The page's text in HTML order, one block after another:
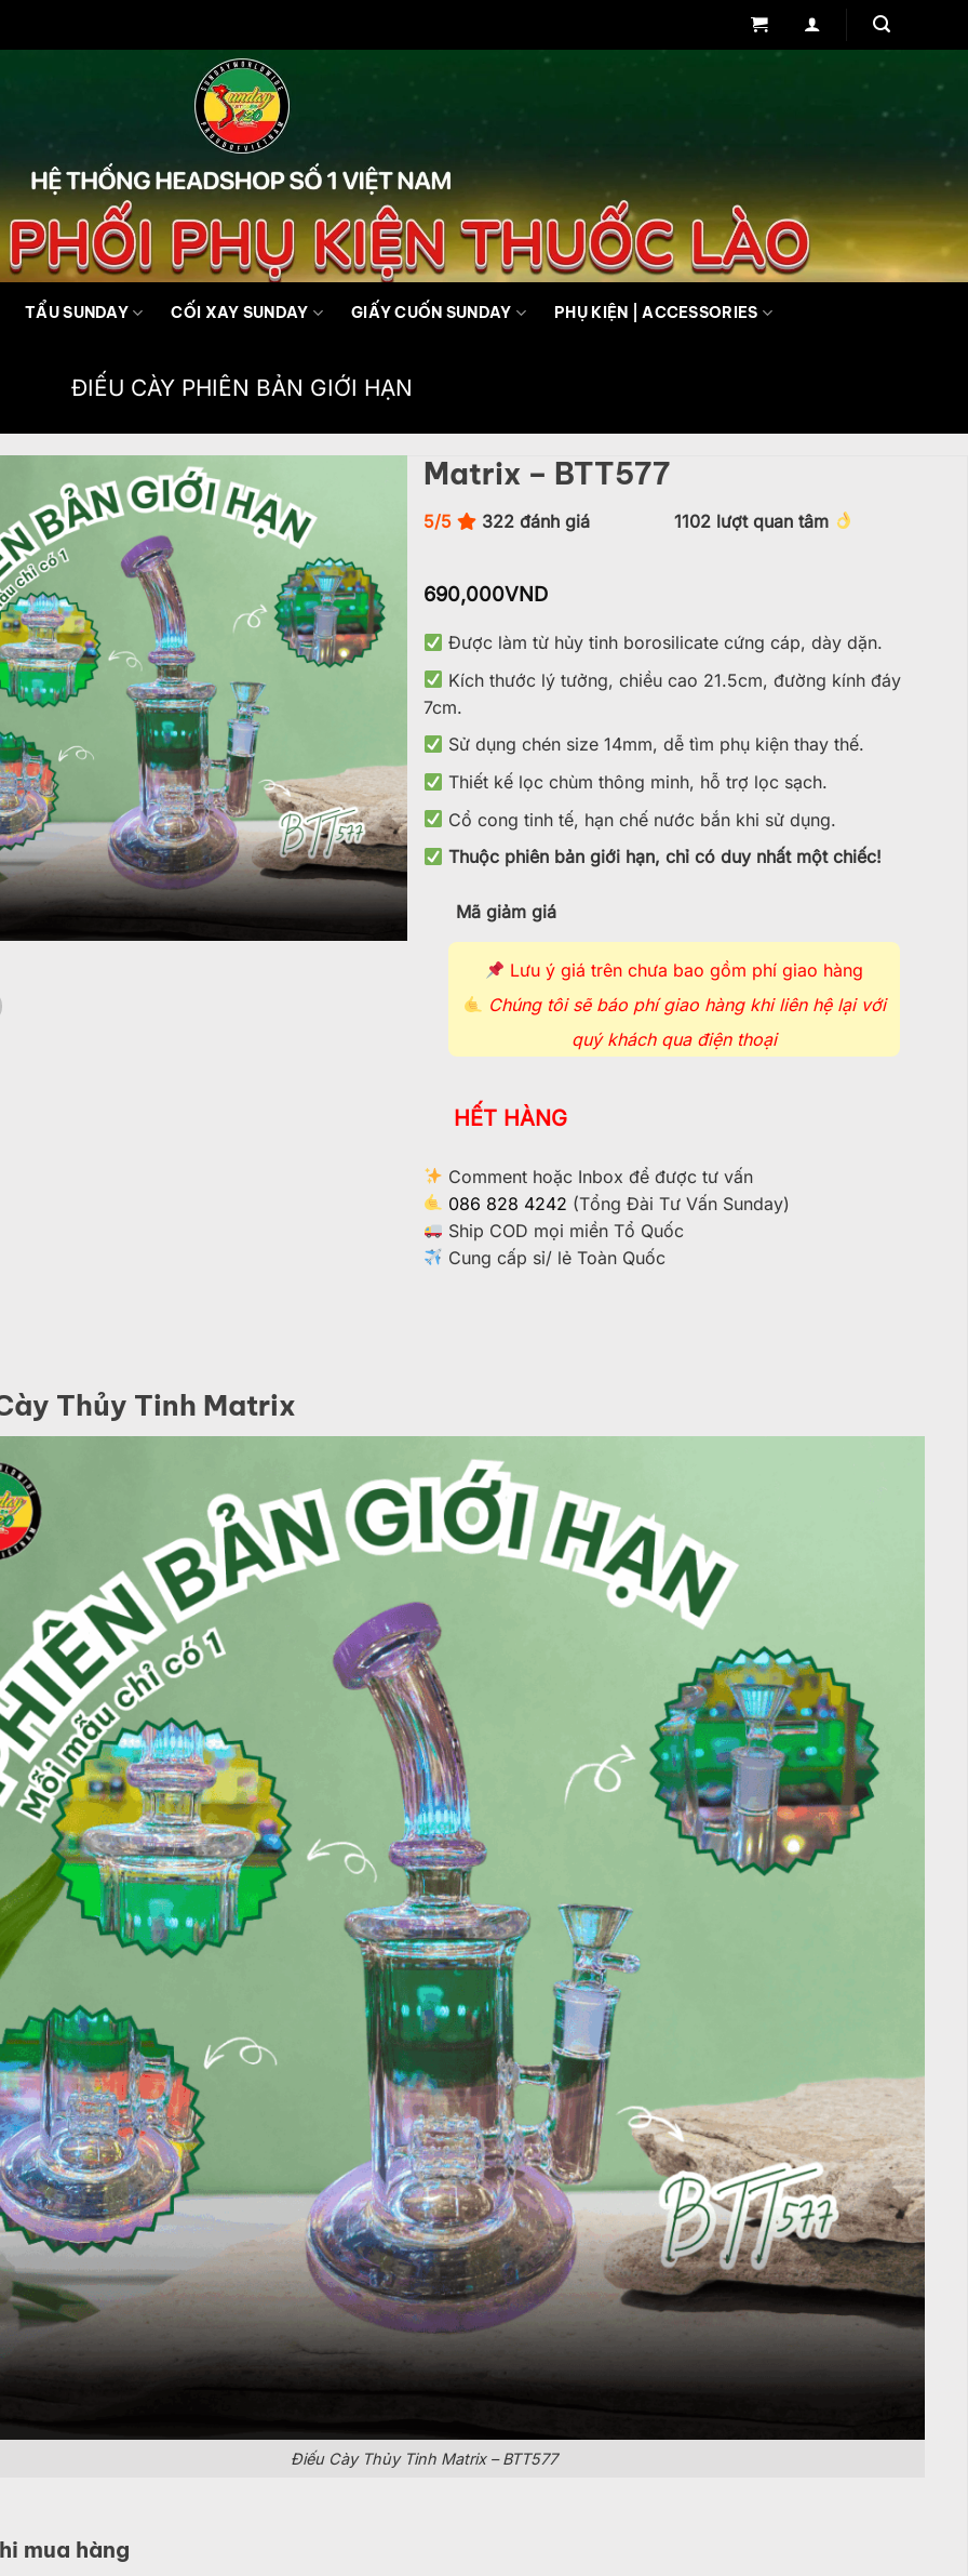
TẨU SUNDAY CỐI XAY SUNDAY GIẤY CUỐN SUNDAY PHỤ KIỆN | ACCESSORIES
ĐIẾU CÀY PHIÊN BẢN GIỚI HẠN
Matrix – BTT577
5/5 322 đánh giá 1102 lượt quan tâm
690,000VND
Được làm từ hủy tinh borosilicate cứng cáp, dày dặn.
Kích thước lý tưởng, chiều cao 21.5cm, đường kính đáy
7cm.
Sử dụng chén size 14mm, dễ tìm phụ kiện thay thế.
Thiết kế lọc chùm thông minh, hỗ trợ lọc sạch.
Cổ cong tinh tế, hạn chế nước bắn khi sử dụng.
Thuộc phiên bản giới hạn, chỉ có duy nhất một chiếc!
Mã giảm giá
Lưu ý giá trên chưa bao gồm phí giao hàng
Chúng tôi sẽ báo phí giao hàng khi liên hệ lại với
quý khách qua điện thoại
HẾT HÀNG
Comment hoặc Inbox để được tư vấn
086 828 4242 (Tổng Đài Tư Vấn Sunday)
Ship COD mọi miền Tổ Quốc
Cung cấp sỉ/ lẻ Toàn Quốc
Thủy Tinh Matrix
Điếu Cày Thủy Tinh Matrix – BTT577
mua hàng